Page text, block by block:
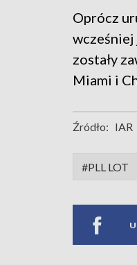
Oprócz
wcześniej
zostały
Miami i
Źródło: IAR
#PLL LOT